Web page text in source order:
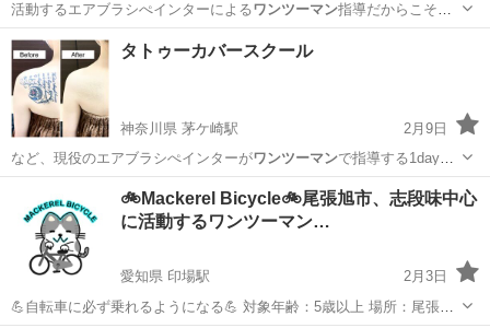
活動するエアブラシぺインターによるワンツーマン指導だからこそ、
最新の情報や実…
神奈川 茅ヶ崎市 その他
タトゥーカバースクール
神奈川県 茅ケ崎駅
2月9日
など、現役のエアブラシぺインターがワンツーマンで指導する1dayス
クールです。 …
エアブラシ
🚲Mackerel Bicycle🚲尾張旭市、志段味中心
に活動するワンツーマン…
愛知県 印場駅
2月3日
💪自転車に必ず乗れるようになる💪 対象年齢：5歳以上 場所：尾張旭